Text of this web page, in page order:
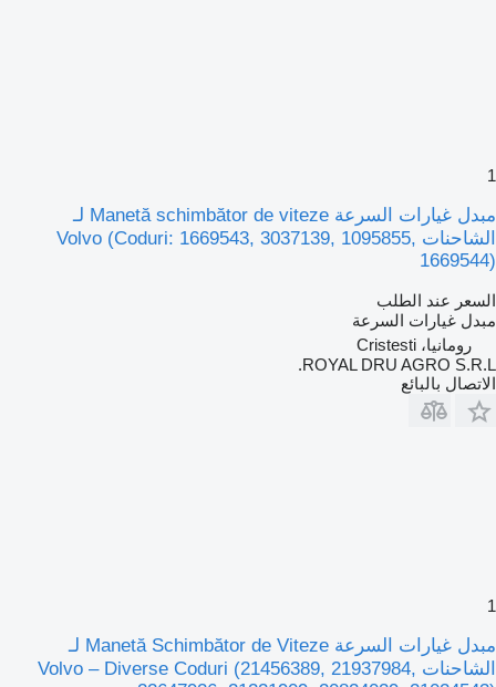
1
مبدل غيارات السرعة Manetă schimbător de viteze لـ
الشاحنات Volvo (Coduri: 1669543, 3037139, 1095855,
1669544)
السعر عند الطلب
مبدل غيارات السرعة
رومانيا، Cristesti
ROYAL DRU AGRO S.R.L.
الاتصال بالبائع
1
مبدل غيارات السرعة Manetă Schimbător de Viteze لـ
الشاحنات Volvo – Diverse Coduri (21456389, 21937984,